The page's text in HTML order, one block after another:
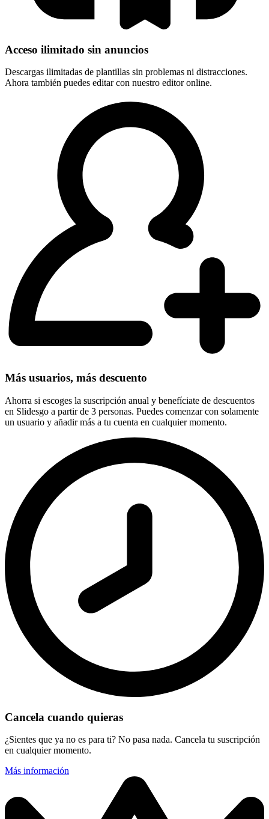
Acceso ilimitado sin anuncios
Descargas ilimitadas de plantillas sin problemas ni distracciones.
Ahora también puedes editar con nuestro editor online.
Más usuarios, más descuento
Ahorra si escoges la suscripción anual y benefíciate de descuentos
en Slidesgo a partir de 3 personas. Puedes comenzar con solamente
un usuario y añadir más a tu cuenta en cualquier momento.
Cancela cuando quieras
¿Sientes que ya no es para ti? No pasa nada. Cancela tu suscripción
en cualquier momento.
Más información